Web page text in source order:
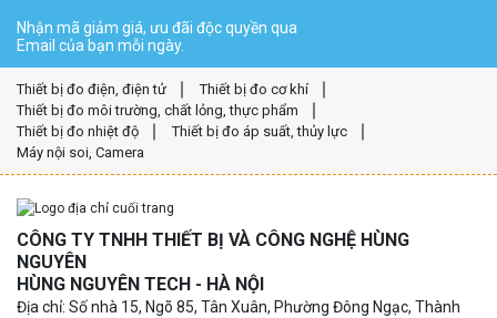
Nhận mã giảm giá, ưu đãi độc quyền qua
Email của bạn mỗi ngày.
Thiết bị đo điện, điện tử
Thiết bị đo cơ khí
Thiết bị đo môi trường, chất lỏng, thực phẩm
Thiết bị đo nhiệt độ
Thiết bị đo áp suất, thủy lực
Máy nội soi, Camera
CÔNG TY TNHH THIẾT BỊ VÀ CÔNG NGHỆ HÙNG
NGUYÊN
HÙNG NGUYÊN TECH - HÀ NỘI
Địa chỉ: Số nhà 15, Ngõ 85, Tân Xuân, Phường Đông Ngạc, Thành